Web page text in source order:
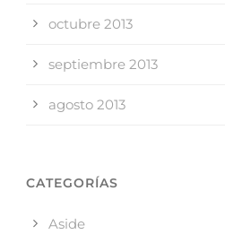
octubre 2013
septiembre 2013
agosto 2013
CATEGORÍAS
Aside